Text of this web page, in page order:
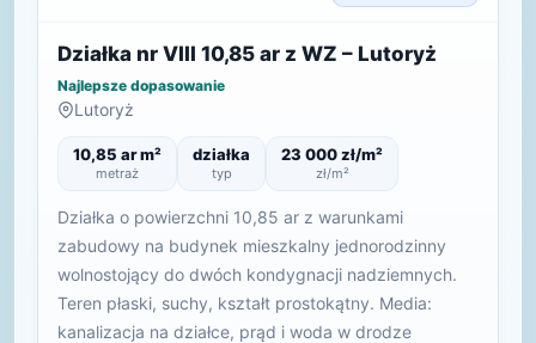
Działka nr VIII 10,85 ar z WZ – Lutoryż
Najlepsze dopasowanie
Lutoryż
10,85 ar m²
metraż
działka
typ
23 000 zł/m²
zł/m²
Działka o powierzchni 10,85 ar z warunkami
zabudowy na budynek mieszkalny jednorodzinny
wolnostojący do dwóch kondygnacji nadziemnych.
Teren płaski, suchy, kształt prostokątny. Media:
kanalizacja na działce, prąd i woda w drodze